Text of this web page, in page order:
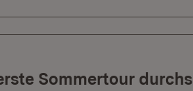
Sommertour durchs